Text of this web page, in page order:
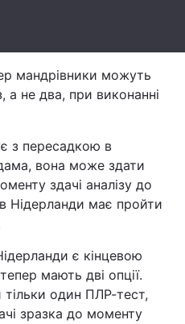
Думки
мандрівники можуть
а не два, при виконанні
з пересадкою в
вона може здати
здачі аналізу до
Нідерланди має пройти
є кінцевою
мають дві опції.
один ПЛР-тест,
зразка до моменту